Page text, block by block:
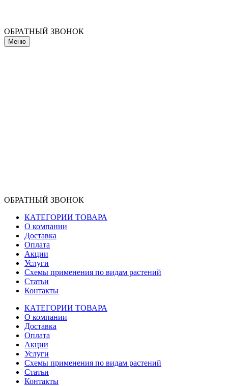
ОБРАТНЫЙ ЗВОНОК
Меню
ОБРАТНЫЙ ЗВОНОК
КАТЕГОРИИ ТОВАРА
О компании
Доставка
Оплата
Акции
Услуги
Схемы применения по видам растений
Статьи
Контакты
КАТЕГОРИИ ТОВАРА
О компании
Доставка
Оплата
Акции
Услуги
Схемы применения по видам растений
Статьи
Контакты